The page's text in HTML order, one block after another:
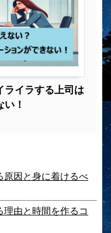
ライラする上司は
！
原因と身に着けるべ
由と時間を作るコ